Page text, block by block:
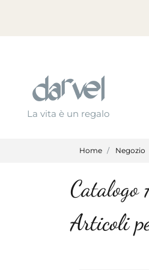
La vita è un regalo
Home Negozio
Articoli